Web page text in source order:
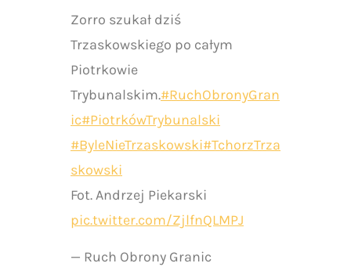
Zorro szukał dziś
Trzaskowskiego po całym
Piotrkowie
Trybunalskim.#RuchObronyGran
ic#PiotrkówTrybunalski
#ByleNieTrzaskowski#TchorzTrza
skowski
Fot. Andrzej Piekarski
pic.twitter.com/ZjlfnQLMPJ
— Ruch Obrony Granic